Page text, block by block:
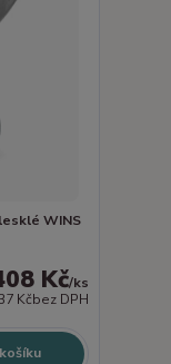
WINS
Kč/ks
Kčbez DPH